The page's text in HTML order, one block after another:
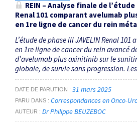
REIN – Analyse finale de l’étude
Renal 101 comparant avelumab
en 1re ligne de cancer du rein
L’étude de phase III JAVELIN Renal
en 1re ligne de cancer du rein avancé
d’avelumab plus axinitinib sur le
globale, de survie sans progression.
DATE DE PARUTION 31 mars 2025
PARU DANS Correspondances en Onco-
AUTEUR Dr Philippe BEUZEBOC